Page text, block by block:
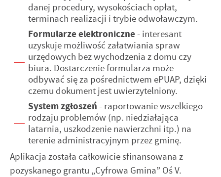
danej procedury, wysokościach opłat,
terminach realizacji i trybie odwoławczym.
Formularze elektroniczne - interesant
uzyskuje możliwość załatwiania spraw
urzędowych bez wychodzenia z domu czy
biura. Dostarczenie formularza może
odbywać się za pośrednictwem ePUAP, dzięki
czemu dokument jest uwierzytelniony.
System zgłoszeń - raportowanie wszelkiego
rodzaju problemów (np. niedziałająca
latarnia, uszkodzenie nawierzchni itp.) na
terenie administracyjnym przez gminę.
Aplikacja została całkowicie sfinansowana z
pozyskanego grantu „Cyfrowa Gmina” Oś V.
w charakterze pośredników prezentujących nasze treści w
postaci wiadomości, ofert, komunikatów mediów
społecznościowych.